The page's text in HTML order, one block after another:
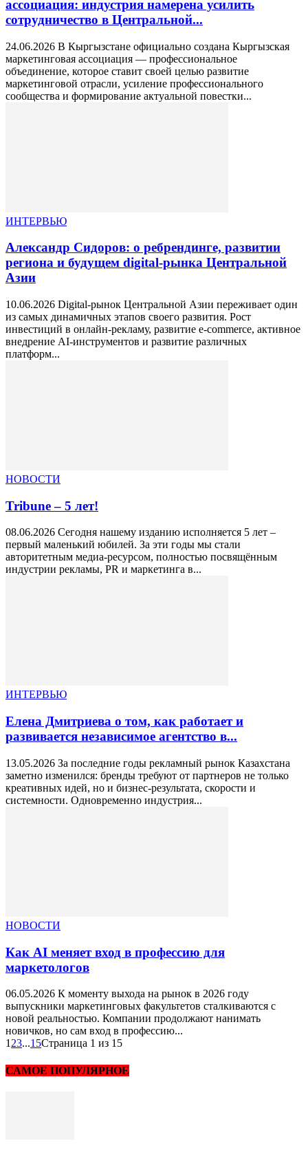
ассоциация: индустрия намерена усилить
сотрудничество в Центральной...
24.06.2026 В Кыргызстане официально создана Кыргызская
маркетинговая ассоциация — профессиональное
объединение, которое ставит своей целью развитие
маркетинговой отрасли, усиление профессионального
сообщества и формирование актуальной повестки...
ИНТЕРВЬЮ
Александр Сидоров: о ребрендинге, развитии
региона и будущем digital-рынка Центральной
Азии
10.06.2026 Digital-рынок Центральной Азии переживает один
из самых динамичных этапов своего развития. Рост
инвестиций в онлайн-рекламу, развитие e-commerce, активное
внедрение AI-инструментов и развитие различных
платформ...
НОВОСТИ
Tribune – 5 лет!
08.06.2026 Сегодня нашему изданию исполняется 5 лет –
первый маленький юбилей. За эти годы мы стали
авторитетным медиа-ресурсом, полностью посвящённым
индустрии рекламы, PR и маркетинга в...
ИНТЕРВЬЮ
Елена Дмитриева о том, как работает и
развивается независимое агентство в...
13.05.2026 За последние годы рекламный рынок Казахстана
заметно изменился: бренды требуют от партнеров не только
креативных идей, но и бизнес-результата, скорости и
системности. Одновременно индустрия...
НОВОСТИ
Как AI меняет вход в профессию для
маркетологов
06.05.2026 К моменту выхода на рынок в 2026 году
выпускники маркетинговых факультетов сталкиваются с
новой реальностью. Компании продолжают нанимать
новичков, но сам вход в профессию...
1 23...15Страница 1 из 15
САМОЕ ПОПУЛЯРНОЕ